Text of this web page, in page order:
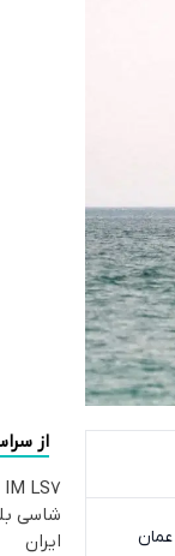
از
شاسی
ایران